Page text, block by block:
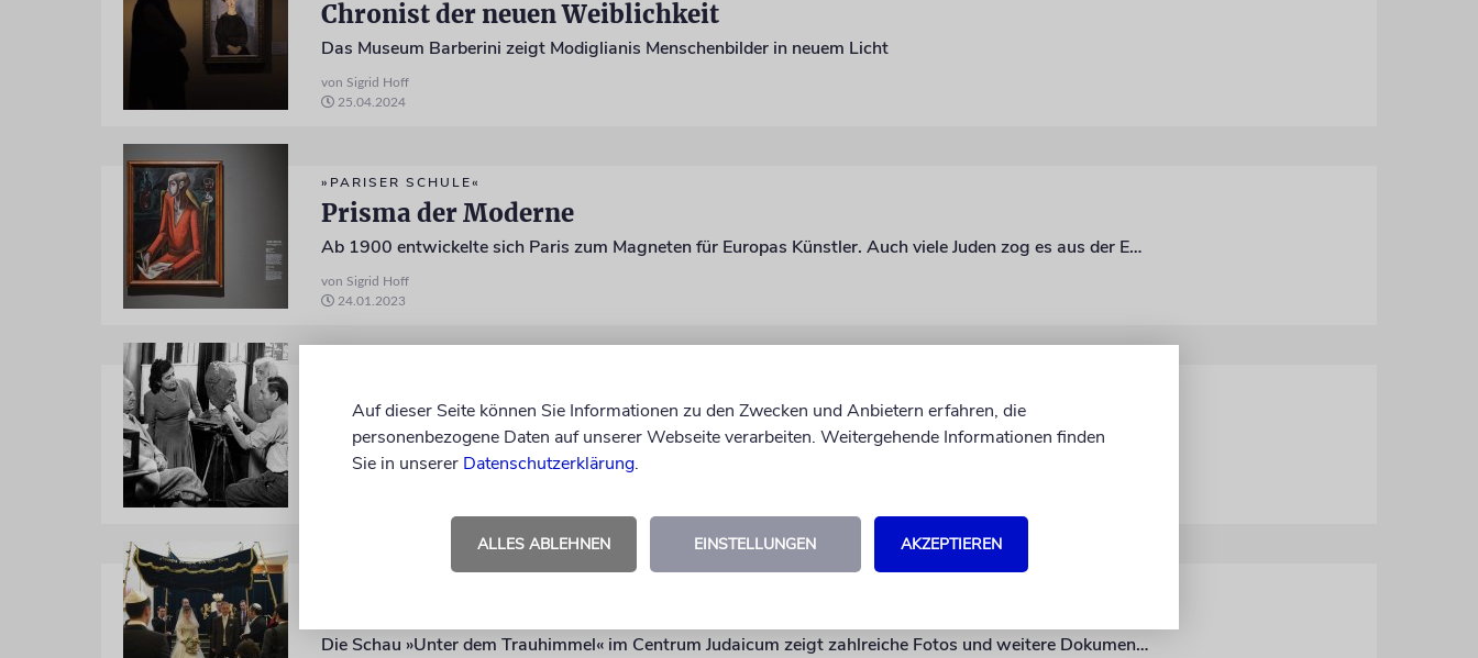
Chronist der neuen Weiblichkeit
Das Museum Barberini zeigt Modiglianis Menschenbilder in neuem Licht
von Sigrid Hoff
25.04.2024
»PARISER SCHULE«
Prisma der Moderne
Ab 1900 entwickelte sich Paris zum Magneten für Europas Künstler. Auch viele Juden zog es aus der Enge ihrer Heimatländer an die Seine. Eine Schau in Berlin zeigt nun ihre prägende Rolle
von Sigrid Hoff
24.01.2023
Kein Neubeginn nach 1945
Die Schau »Unter dem Trauhimmel« im Centrum Judaicum zeigt zahlreiche Fotos und weitere Dokumente
Auf dieser Seite können Sie Informationen zu den Zwecken und Anbietern erfahren, die
personenbezogene Daten auf unserer Webseite verarbeiten. Weitergehende Informationen finden
Sie in unserer Datenschutzerklärung.
ALLES ABLEHNEN EINSTELLUNGEN AKZEPTIEREN